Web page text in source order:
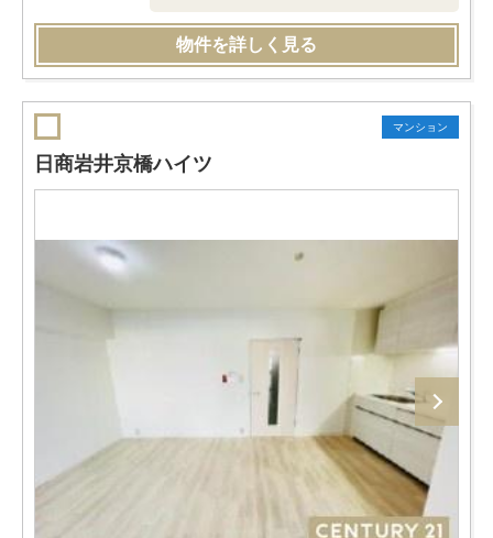
物件を詳しく見る
マンション
日商岩井京橋ハイツ